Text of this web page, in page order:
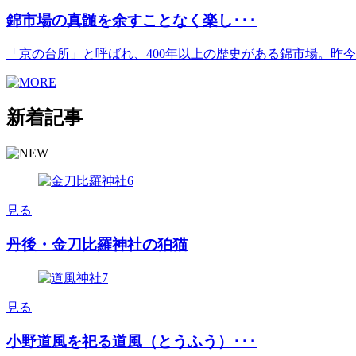
錦市場の真髄を余すことなく楽し･･･
「京の台所」と呼ばれ、400年以上の歴史がある錦市場。昨
新着記事
見る
丹後・金刀比羅神社の狛猫
見る
小野道風を祀る道風（とうふう）･･･